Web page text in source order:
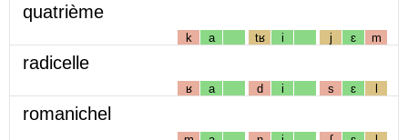
quatrième
k a tʁ i j ɛ m
radicelle
ʁ a d i s ɛ l
romanichel